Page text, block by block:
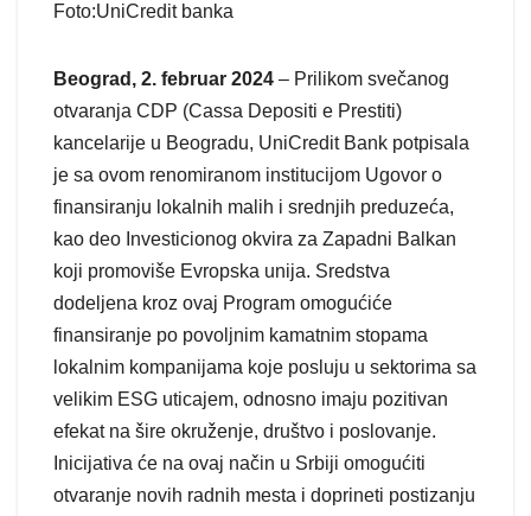
Foto:UniCredit banka
Beograd, 2. februar 2024 – Prilikom svečanog
otvaranja CDP (Cassa Depositi e Prestiti)
kancelarije u Beogradu, UniCredit Bank potpisala
je sa ovom renomiranom institucijom Ugovor o
finansiranju lokalnih malih i srednjih preduzeća,
kao deo Investicionog okvira za Zapadni Balkan
koji promoviše Evropska unija. Sredstva
dodeljena kroz ovaj Program omogućiće
finansiranje po povoljnim kamatnim stopama
lokalnim kompanijama koje posluju u sektorima sa
velikim ESG uticajem, odnosno imaju pozitivan
efekat na šire okruženje, društvo i poslovanje.
Inicijativa će na ovaj način u Srbiji omogućiti
otvaranje novih radnih mesta i doprineti postizanju